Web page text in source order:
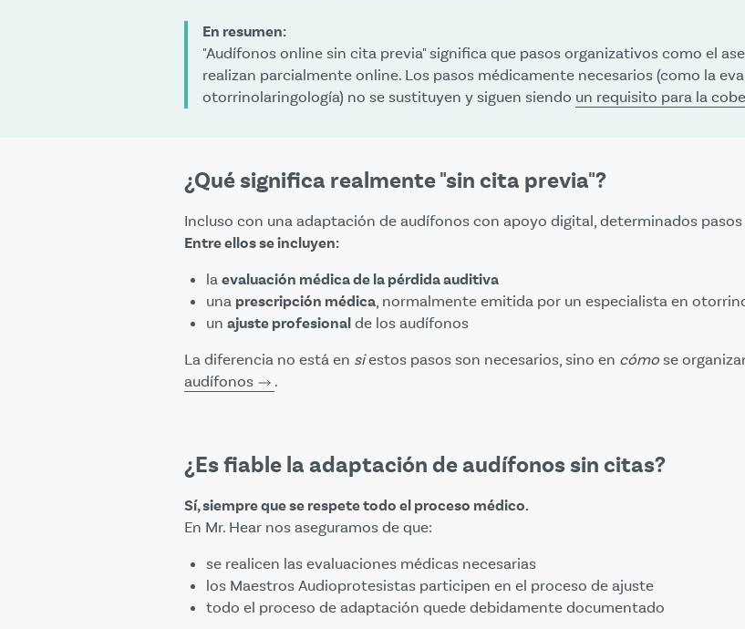
En resumen:
"Audífonos online sin cita previa" significa que pasos organizativos como el
realizan parcialmente online. Los pasos médicamente necesarios (como la
otorrinolaringología) no se sustituyen y siguen siendo un requisito para la
¿Qué significa realmente "sin cita previa"?
Incluso con una adaptación de audífonos con apoyo digital, determinados
Entre ellos se incluyen:
laevaluación médica de la pérdida auditiva
una prescripción médica, normalmente emitida por un especialista en
un ajuste profesionalde los audífonos
La diferencia no está en siestos pasos son necesarios, sino en cómo se
audífonos
.
¿Es fiable la adaptación de audífonos sin citas?
Sí, siempre que se respete todo el proceso médico.
En Mr. Hear nos aseguramos de que:
se realicen las evaluaciones médicas necesarias
los Maestros Audioprotesistas participen en el proceso de ajuste
todo el proceso de adaptación quede debidamente documentado